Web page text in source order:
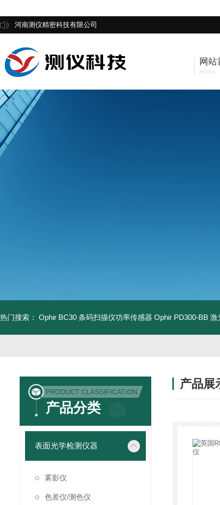
河南测仪精密科技有限公司
网站
Home
热门搜索： Ophir BC30 条码扫描仪功率传感器 Ophir PD300-BB
PRODUCT CLASSIFICATION
产品分类
表面光学检测仪器
雾影仪
色差仪/测色仪
产品展